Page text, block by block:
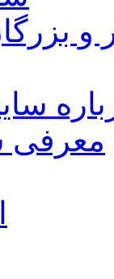
و
معرفی